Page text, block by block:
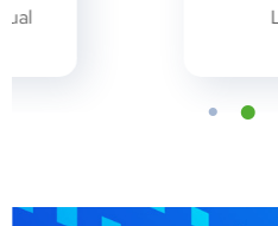
Líder